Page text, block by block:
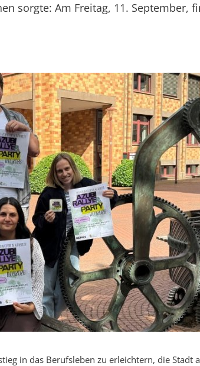
sorgte: Am Freitag, 11. September,
in das Berufsleben zu erleichtern, die Stadt